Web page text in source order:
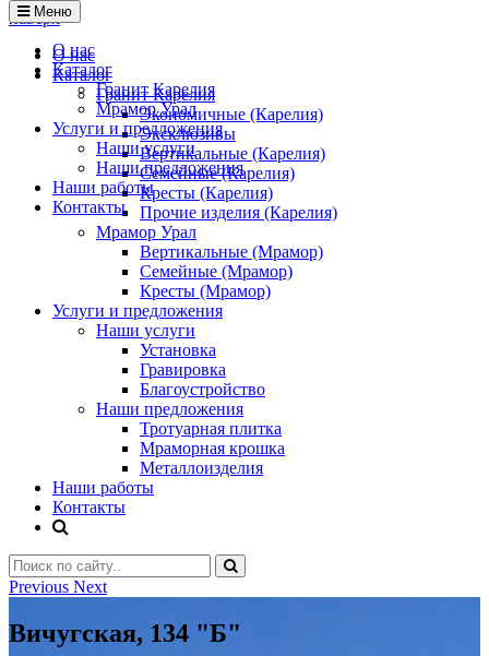
наверх
Меню
О нас
Каталог
Гранит Карелия
Мрамор Урал
Услуги и предложения
Наши услуги
Наши предложения
Наши работы
Контакты
О нас
Каталог
Гранит Карелия
Экономичные (Карелия)
Эксклюзивы
Вертикальные (Карелия)
Семейные (Карелия)
Кресты (Карелия)
Прочие изделия (Карелия)
Мрамор Урал
Вертикальные (Мрамор)
Семейные (Мрамор)
Кресты (Мрамор)
Услуги и предложения
Наши услуги
Установка
Гравировка
Благоустройство
Наши предложения
Тротуарная плитка
Мраморная крошка
Металлоизделия
Наши работы
Контакты
Previous Next
Вичугская, 134 "Б"